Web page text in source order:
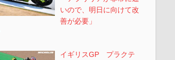
いので、明日に向けて改
善が必要」
イギリスGP プラクテ